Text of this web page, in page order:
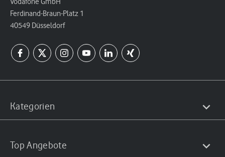
Ferdinand-Braun-Platz 1
40549 Düsseldorf
Kategorien
Top Angebote